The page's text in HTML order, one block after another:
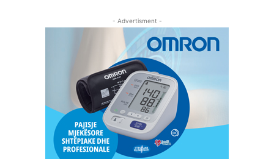
- Advertisment -